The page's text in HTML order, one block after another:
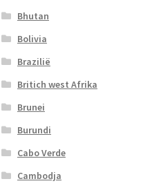
Bhutan
Bolivia
Brazilië
Britich west Afrika
Brunei
Burundi
Cabo Verde
Cambodja